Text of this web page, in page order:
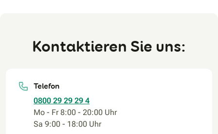
Kontaktieren Sie uns:
Telefon
0800 29 29 29 4
Mo - Fr 8:00 - 20:00 Uhr
Sa 9:00 - 18:00 Uhr